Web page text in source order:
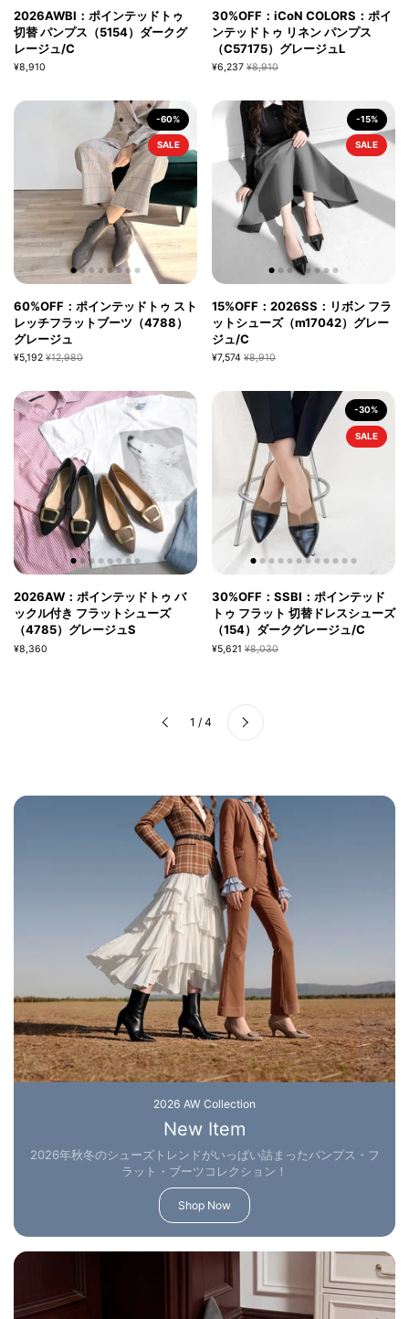
2026AWBI：ポインテッドトゥ
切替 パンプス（5154）ダークグ
レージュ/C
¥8,910
30%OFF：iCoN COLORS：ポイ
ンテッドトゥ リネン パンプス
（C57175）グレージュL
¥6,237 ¥8,910
60%OFF：ポインテッドトゥ スト
レッチフラットブーツ（4788）
グレージュ
¥5,192 ¥12,980
-60%
SALE
15%OFF：2026SS：リボン フラ
ットシューズ（m17042）グレー
ジュ/C
¥7,574 ¥8,910
-15%
SALE
2026AW：ポインテッドトゥ バ
ックル付き フラットシューズ
（4785）グレージュS
¥8,360
30%OFF：SSBI：ポインテッド
トゥ フラット 切替ドレスシューズ
（154）ダークグレージュ/C
¥5,621 ¥8,030
-30%
SALE
前へ 1 / 4 次へ
2026 AW Collection
New Item
2026年秋冬のシューズトレンドがいっぱい詰まったパンプス・フ
ラット・ブーツコレクション！
Shop Now